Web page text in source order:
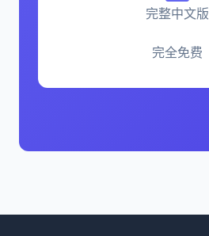
完整中文版
完全免费